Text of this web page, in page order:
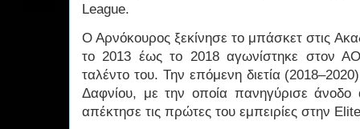
League.
Ο Αρνόκουρος ξεκίνησε το μπάσκετ στις
το 2013 έως το 2018 αγωνίστηκε στον
ταλέντο του. Την επόμενη διετία
Δαφνίου, με την οποία πανηγύρισε
απέκτησε τις πρώτες του εμπειρίες στην